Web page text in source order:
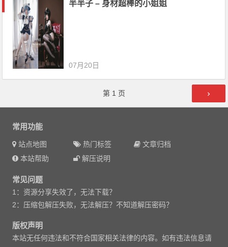
半半子 – 身材超棒的小姐姐
07月20日
第 1 页
常用功能
站点地图 热门标签
文章归档
本站帮助
解压说明
常见问题
1：资源分享失效了，无法下载？
2：压缩包解压失败，无法解压？不知道解压密码？
版权声明
本站无任何违法和不符合国家相关法律的内容。如有违法信息请